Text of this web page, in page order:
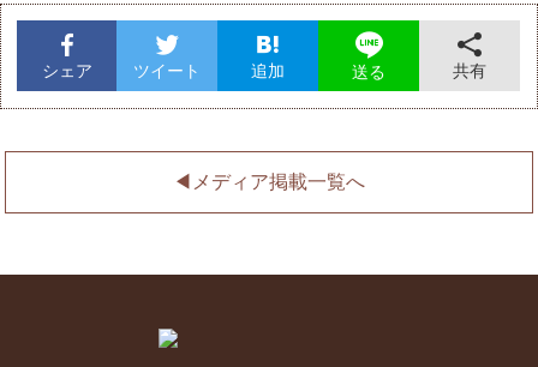
シェア ツイート 追加 送る 共有
◀︎メディア掲載一覧へ